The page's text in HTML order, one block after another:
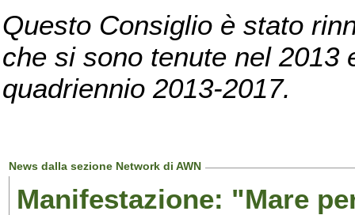
Questo Consiglio è stato
che si sono tenute nel 2013
quadriennio 2013-2017.
News dalla sezione Network di AWN
Manifestazione: "Mare